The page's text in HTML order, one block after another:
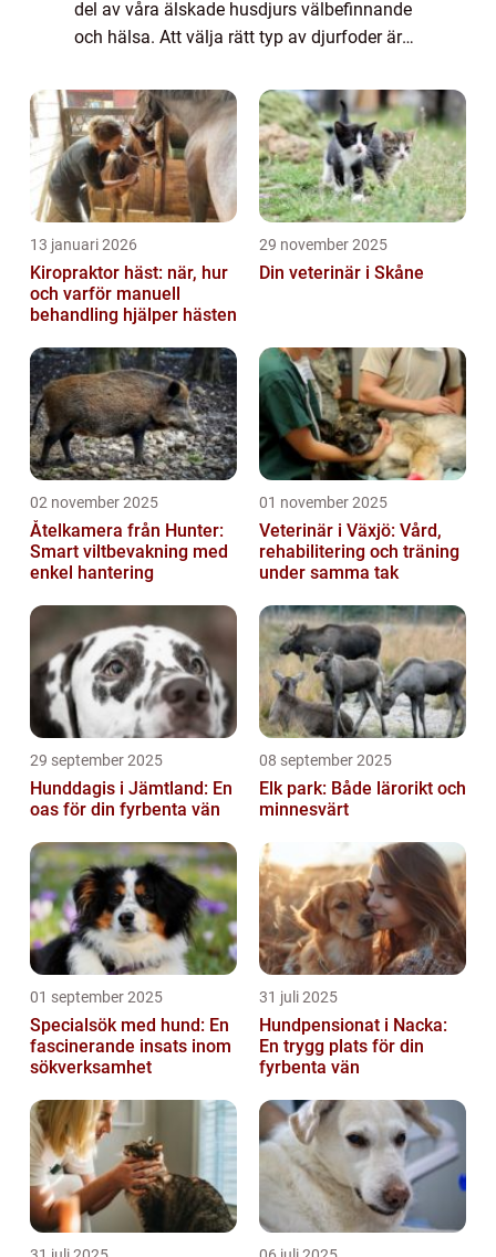
del av våra älskade husdjurs välbefinnande
och hälsa. Att välja rätt typ av djurfoder är
näringsämnen de behöver för...
13 januari 2026
Kiropraktor häst: när, hur
och varför manuell
behandling hjälper hästen
29 november 2025
Din veterinär i Skåne
02 november 2025
Åtelkamera från Hunter:
Smart viltbevakning med
enkel hantering
01 november 2025
Veterinär i Växjö: Vård,
rehabilitering och träning
under samma tak
29 september 2025
Hunddagis i Jämtland: En
oas för din fyrbenta vän
08 september 2025
Elk park: Både lärorikt och
minnesvärt
01 september 2025
Specialsök med hund: En
fascinerande insats inom
sökverksamhet
31 juli 2025
Hundpensionat i Nacka:
En trygg plats för din
fyrbenta vän